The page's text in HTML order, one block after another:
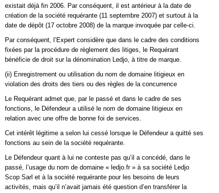
existait déjà fin 2006. Par conséquent, il est antérieur à la date de
création de la société requérante (11 septembre 2007) et surtout à la
date de dépôt (17 octobre 2008) de la marque invoquée par celle-ci.
Par conséquent, l’Expert considère que dans le cadre des conditions
fixées par la procédure de règlement des litiges, le Requérant
bénéficie de droit sur la dénomination Ledjo, à titre de marque.
(ii) Enregistrement ou utilisation du nom de domaine litigieux en
violation des droits des tiers ou des règles de la concurrence
Le Requérant admet que, par le passé et dans le cadre de ses
fonctions, le Défendeur a utilisé le nom de domaine litigieux en
relation avec une offre de bonne foi de services.
Cet intérêt légitime a selon lui cessé lorsque le Défendeur a quitté ses
fonctions au sein de la société requérante.
Le Défendeur quant à lui ne conteste pas qu’il a concédé, dans le
passé, l’usage du nom de domaine « ledjo.fr » à sa société Ledjo
Scop Sarl et à la société requérante pour les besoins de leurs
activités, mais qu’il n’avait jamais été question d’en transférer la